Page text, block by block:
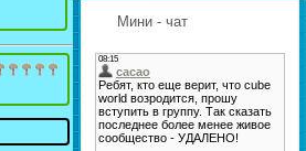
Мини - чат